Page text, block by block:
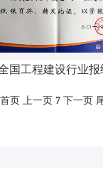
国工程建设行业报
首页 上一页 7 下一页